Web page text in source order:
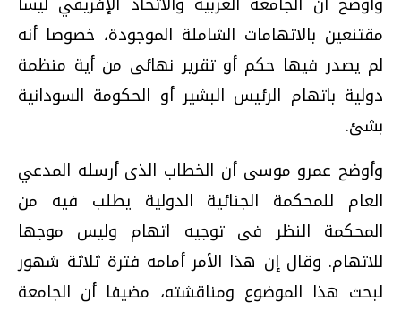
مقتنعين بالاتهامات الشاملة الموجودة، خصوصا أنه
لم يصدر فيها حكم أو تقرير نهائى من أية منظمة
دولية باتهام الرئيس البشير أو الحكومة السودانية
بشئ.
وأوضح عمرو موسى أن الخطاب الذى أرسله المدعي
العام للمحكمة الجنائية الدولية يطلب فيه من
المحكمة النظر فى توجيه اتهام وليس موجها
للاتهام. وقال إن هذا الأمر أمامه فترة ثلاثة شهور
لبحث هذا الموضوع ومناقشته، مضيفا أن الجامعة